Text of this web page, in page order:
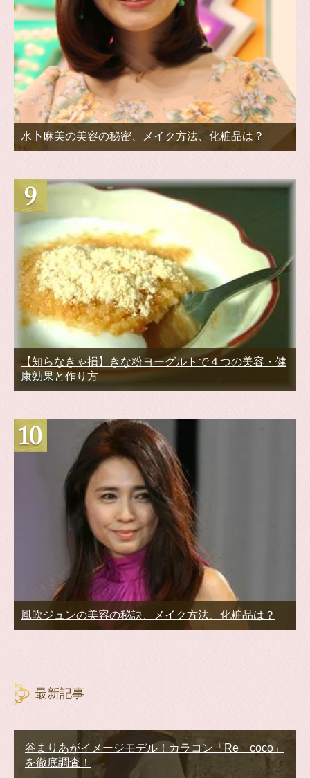
水卜麻美の美容の秘密、メイク方法、化粧品は？
【知らなきゃ損】きな粉ヨーグルトで４つの美容・健
康効果と作り方
風吹ジュンの美容の秘訣、メイク方法、化粧品は？
最新記事
谷まりあがイメージモデル！カラコン「Re coco」
を徹底調査！